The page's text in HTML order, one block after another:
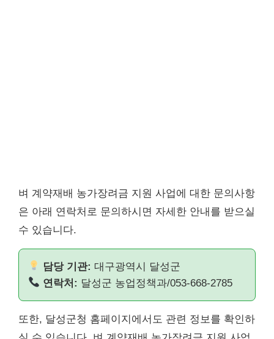
벼 계약재배 농가장려금 지원 사업에 대한 문의사항
은 아래 연락처로 문의하시면 자세한 안내를 받으실
수 있습니다.
담당 기관: 대구광역시 달성군
연락처: 달성군 농업정책과/053-668-2785
또한, 달성군청 홈페이지에서도 관련 정보를 확인하